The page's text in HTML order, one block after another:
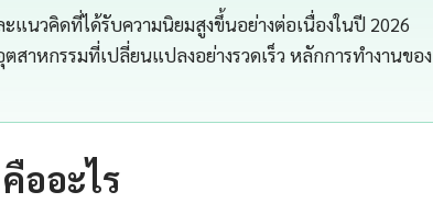
แนวคิดที่ได้รับความนิยมสูงขึ้นอย่างต่อเนื่องในปี 2026
สาหกรรมที่เปลี่ยนแปลงอย่างรวดเร็ว หลักการทำงานของ
ออะไร